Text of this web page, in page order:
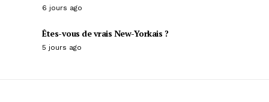
6 jours ago
Êtes-vous de vrais New-Yorkais ?
5 jours ago